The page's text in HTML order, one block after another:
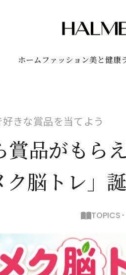
ホーム ファッション美と健康
きな賞品を当てよう
賞品がもら
脳トレ」誕
TOPICS